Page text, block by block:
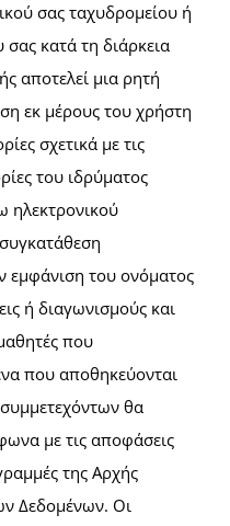
σας ταχυδρομείου ή
κατά τη διάρκεια
αποτελεί μια ρητή
εκ μέρους του χρήστη
σχετικά με τις
του ιδρύματος
ηλεκτρονικού
εμφάνιση του ονόματος
ή διαγωνισμούς και
που
που αποθηκεύονται
θα
με τις αποφάσεις
της Αρχής
Δεδομένων. Οι